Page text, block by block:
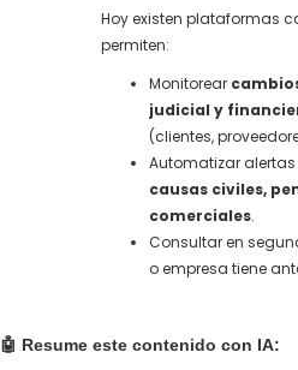
Hoy existen plataformas
permiten:
Monitorear
judicial y
(clientes,
Automatizar
causas civiles,
comerciales.
Consultar en
o empresa tiene
🤖 Resume este contenido con IA: